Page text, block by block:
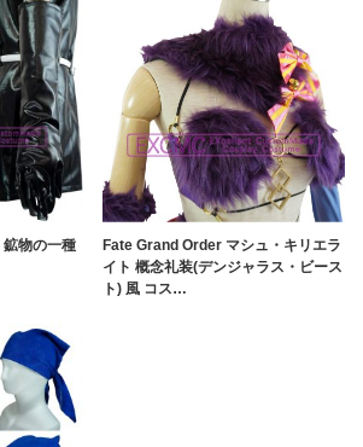
物の一種
Fate Grand Order マシュ・キリエラ
イト 概念礼装(デンジャラス・ビース
ト) 風 コス…